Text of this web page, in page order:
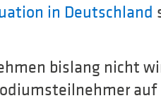
in Deutschland
bislang nicht
auf